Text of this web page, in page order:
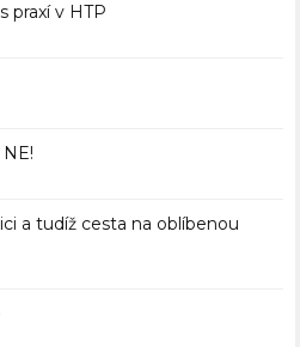
praxí v HTP
a tudíž cesta na oblíbenou